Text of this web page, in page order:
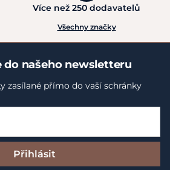
Více než 250 dodavatelů
Všechny značky
do našeho newsletteru
zasílané přímo do vaší schránky
Přihlásit